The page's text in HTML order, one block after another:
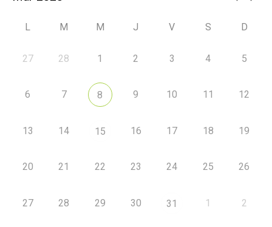
L M M J V S D
27 28 1 2 3 4 5
6 7 8 9 10 11 12
13 14 15 16 17 18 19
20 21 22 23 24 25 26
27 28 29 30 31 1 2